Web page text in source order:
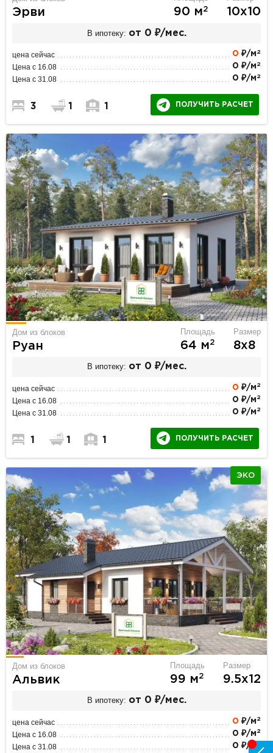
Эрви 90 м2 10х10
В ипотеку: от 0 ₽/мес.
цена сейчас 0 ₽/м 2
Цена с 16.08 0 ₽/м 2
Цена с 31.08 0 ₽/м 2
3 1 1 ПОЛУЧИТЬ РАСЧЕТ
Дом из блоков
Руан
Площадь
64 м2
Размер
8х8
В ипотеку: от 0 ₽/мес.
цена сейчас 0 ₽/м 2
Цена с 16.08 0 ₽/м 2
Цена с 31.08 0 ₽/м 2
1 1 1 ПОЛУЧИТЬ РАСЧЕТ
ЭКО
Дом из блоков
Альвик
Площадь
99 м2
Размер
9.5х12
В ипотеку: от 0 ₽/мес.
цена сейчас 0 ₽/м 2
Цена с 16.08 0 ₽/м 2
Цена с 31.08 0 ₽/м2